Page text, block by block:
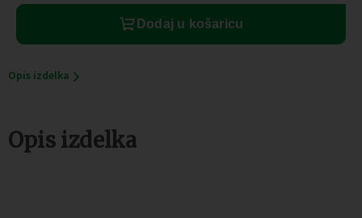
Dodaj u košaricu
Opis izdelka
Opis izdelka